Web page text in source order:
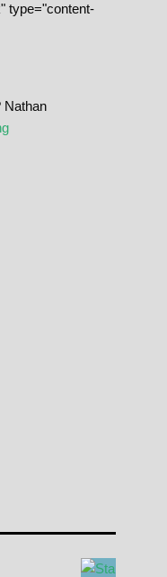
type="content-
Nathan